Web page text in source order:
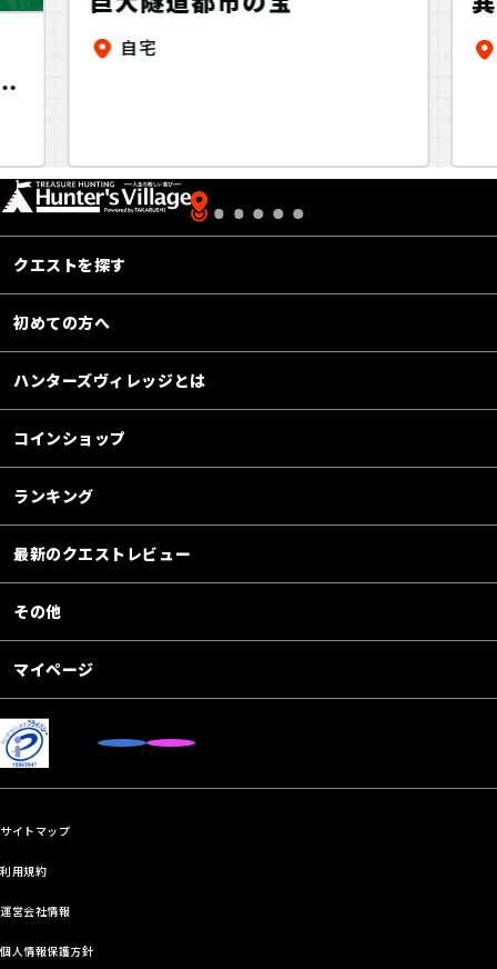
自宅
クエストを探す
初めての方へ
ハンターズヴィレッジとは
コインショップ
ランキング
最新のクエストレビュー
その他
マイページ
サイトマップ
利用規約
運営会社情報
個人情報保護方針